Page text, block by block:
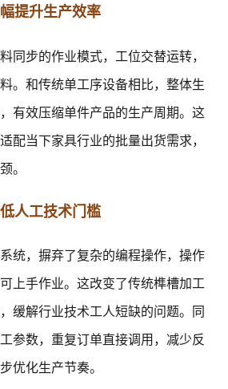
提升生产效率
同步的作业模式，工位交替运转，
。和传统单工序设备相比，整体生
有效压缩单件产品的生产周期。这
配当下家具行业的批量出货需求，
。
人工技术门槛
统，摒弃了复杂的编程操作，操作
上手作业。这改变了传统榫槽加工
缓解行业技术工人短缺的问题。同
参数，重复订单直接调用，减少反
优化生产节奏。